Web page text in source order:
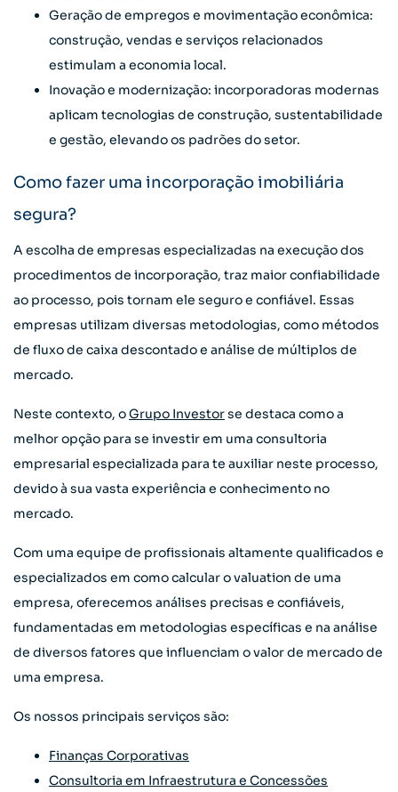
Geração de empregos e movimentação econômica:
construção, vendas e serviços relacionados
estimulam a economia local.
Inovação e modernização: incorporadoras modernas
aplicam tecnologias de construção, sustentabilidade
e gestão, elevando os padrões do setor.
Como fazer uma incorporação imobiliária
segura?
A escolha de empresas especializadas na execução dos
procedimentos de incorporação, traz maior confiabilidade
ao processo, pois tornam ele seguro e confiável. Essas
empresas utilizam diversas metodologias, como métodos
de fluxo de caixa descontado e análise de múltiplos de
mercado.
Neste contexto, oGrupo Investorse destaca como a
melhor opção para se investir em uma consultoria
empresarial especializada para te auxiliar neste processo,
devido à sua vasta experiência e conhecimento no
mercado.
Com uma equipe de profissionais altamente qualificados e
especializados em como calcular o valuation de uma
empresa, oferecemos análises precisas e confiáveis,
fundamentadas em metodologias específicas e na análise
de diversos fatores que influenciam o valor de mercado de
uma empresa.
Os nossos principais serviços são:
Finanças Corporativas
Consultoria em Infraestrutura e Concessões